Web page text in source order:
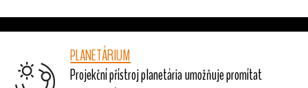
PLANETÁRIUM
Projekční přístroj planetária umožňuje promítat